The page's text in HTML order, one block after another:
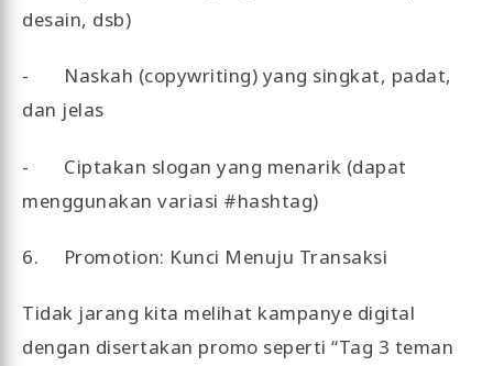
desain, dsb)
- Naskah (copywriting) yang singkat, padat,
dan jelas
- Ciptakan slogan yang menarik (dapat
menggunakan variasi #hashtag)
6. Promotion: Kunci Menuju Transaksi
Tidak jarang kita melihat kampanye digital
dengan disertakan promo seperti “Tag 3 teman